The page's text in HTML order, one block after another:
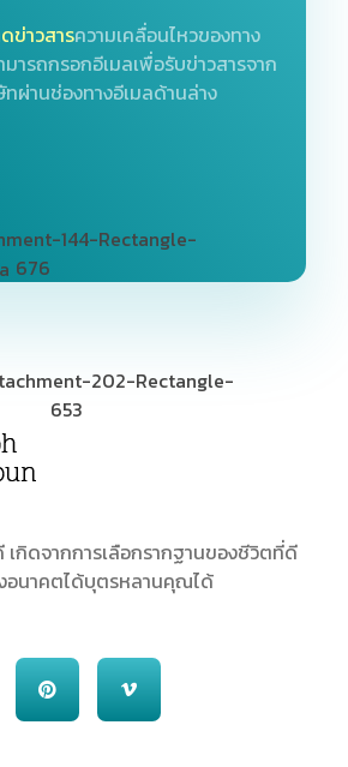
ข่าวสารความเคลื่อนไหวของทาง
มารถกรอกอีเมลเพื่อรับข่าวสารจาก
ทผ่านช่องทางอีเมลด้านล่าง
เกิดจากการเลือกรากฐานของชีวิตที่ดี
งอนาคตได้บุตรหลานคุณได้